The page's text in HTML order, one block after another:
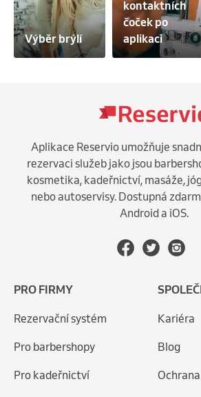
Výběr brýlí
kontaktních
čoček po
aplikaci
Aplikace Reservio umožňuje
rezervaci služeb jako jsou
kosmetika, kadeřnictví, masáže,
nebo autoservisy. Dostupná
Android a iOS.
PRO FIRMY
Rezervační systém
Pro barbershopy
Pro kadeřnictví
Kariéra
Blog